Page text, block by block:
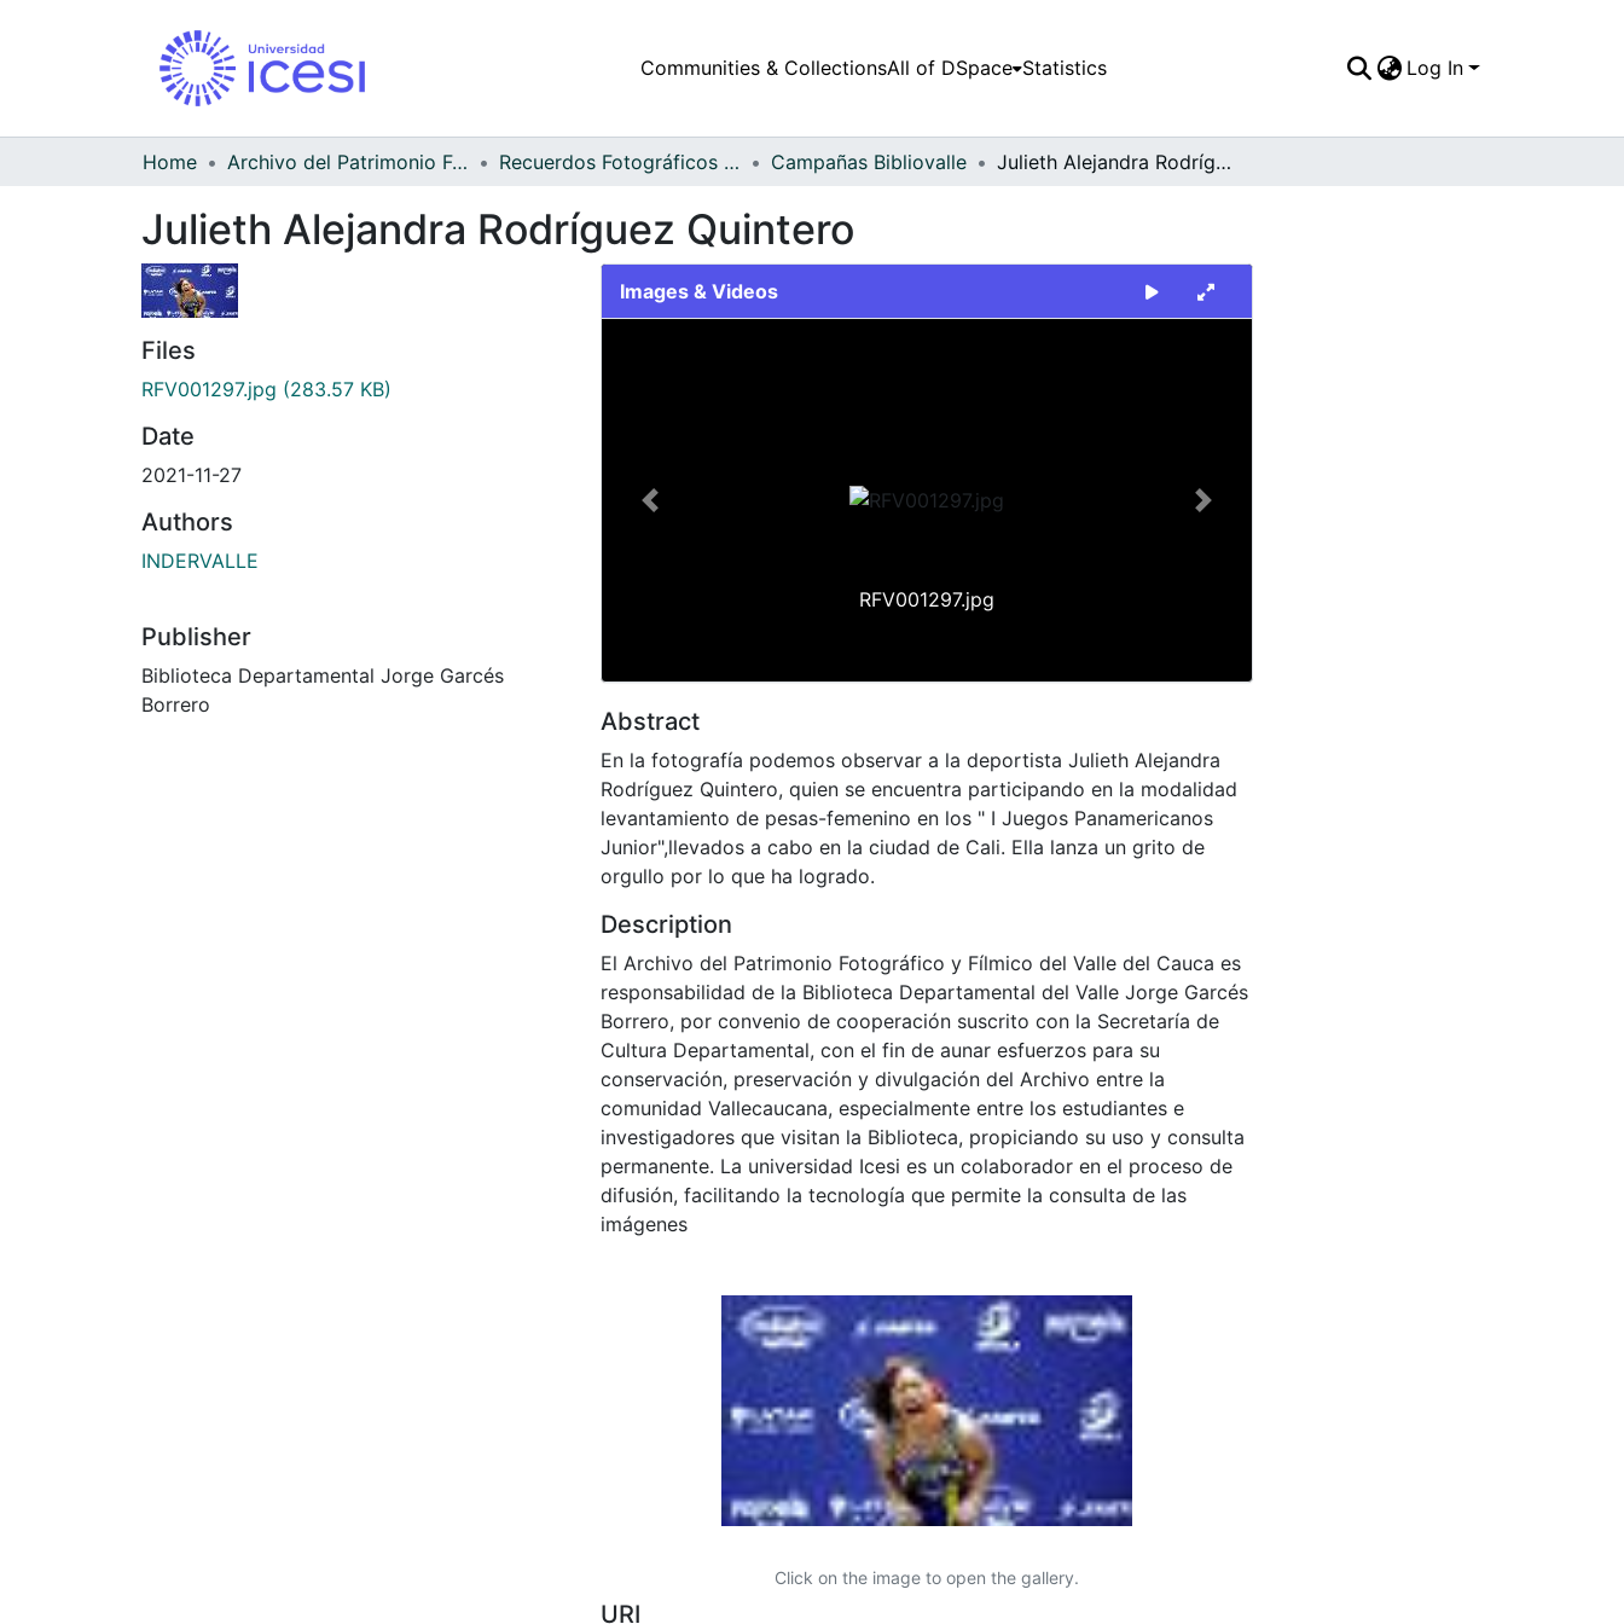
Communities & CollectionsAll of DSpace Statistics Log In
Home Archivo del Patrimonio Fotográfico y Fílmico del Valle del Cauca Recuerdos Fotográficos Vallecaucanos Campañas Bibliovalle Julieth Alejandra Rodríguez Quintero
Julieth Alejandra Rodríguez Quintero
Files
RFV001297.jpg (283.57 KB)
Date
2021-11-27
Authors
INDERVALLE
Publisher
Biblioteca Departamental Jorge Garcés
Borrero
Images & Videos
RFV001297.jpg
Previous Next
Abstract
En la fotografía podemos observar a la deportista Julieth Alejandra
Rodríguez Quintero, quien se encuentra participando en la modalidad
levantamiento de pesas-femenino en los " I Juegos Panamericanos
Junior",llevados a cabo en la ciudad de Cali. Ella lanza un grito de
orgullo por lo que ha logrado.
Description
El Archivo del Patrimonio Fotográfico y Fílmico del Valle del Cauca es
responsabilidad de la Biblioteca Departamental del Valle Jorge Garcés
Borrero, por convenio de cooperación suscrito con la Secretaría de
Cultura Departamental, con el fin de aunar esfuerzos para su
conservación, preservación y divulgación del Archivo entre la
comunidad Vallecaucana, especialmente entre los estudiantes e
investigadores que visitan la Biblioteca, propiciando su uso y consulta
permanente. La universidad Icesi es un colaborador en el proceso de
difusión, facilitando la tecnología que permite la consulta de las
imágenes
Click on the image to open the gallery.
URI